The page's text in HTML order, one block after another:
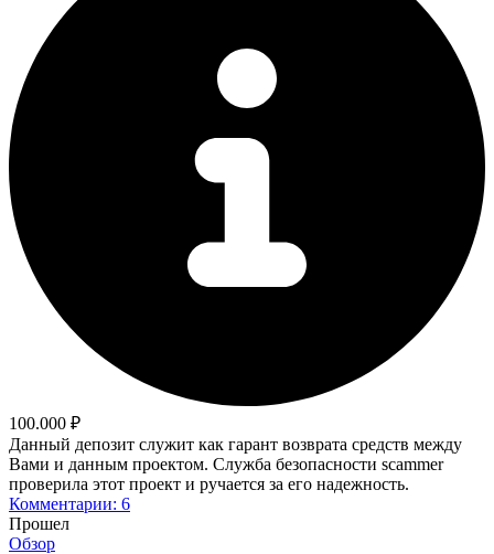
100.000 ₽
Данный депозит служит как гарант возврата средств между
Вами и данным проектом. Служба безопасности scammer
проверила этот проект и ручается за его надежность.
Комментарии: 6
Прошел
Обзор